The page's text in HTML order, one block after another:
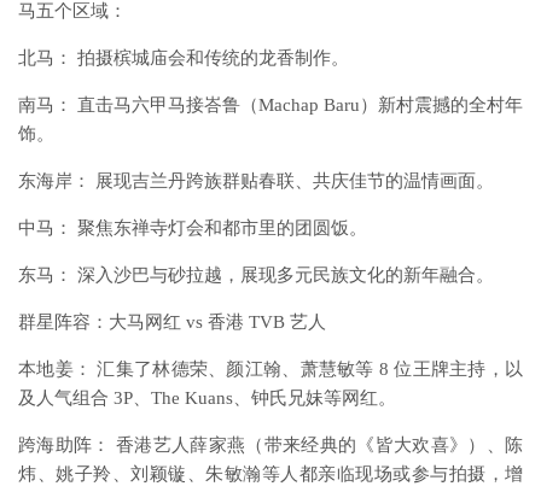
马五个区域：
北马： 拍摄槟城庙会和传统的龙香制作。
南马： 直击马六甲马接峇鲁（Machap Baru）新村震撼的全村年
饰。
东海岸： 展现吉兰丹跨族群贴春联、共庆佳节的温情画面。
中马： 聚焦东禅寺灯会和都市里的团圆饭。
东马： 深入沙巴与砂拉越，展现多元民族文化的新年融合。
群星阵容：大马网红 vs 香港 TVB 艺人
本地姜： 汇集了林德荣、颜江翰、萧慧敏等 8 位王牌主持，以
及人气组合 3P、The Kuans、钟氏兄妹等网红。
跨海助阵： 香港艺人薛家燕（带来经典的《皆大欢喜》）、陈
炜、姚子羚、刘颖镟、朱敏瀚等人都亲临现场或参与拍摄，增